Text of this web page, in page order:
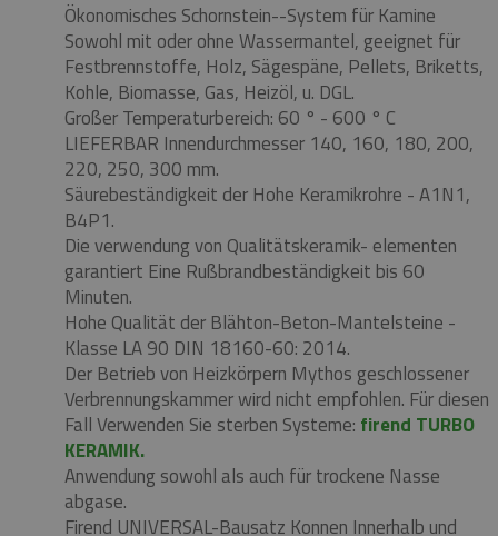
Ökonomisches Schornstein--System für Kamine
Sowohl mit oder ohne Wassermantel, geeignet für
Festbrennstoffe, Holz, Sägespäne, Pellets, Briketts,
Kohle, Biomasse, Gas, Heizöl, u. DGL.
Großer Temperaturbereich: 60 ° - 600 ° C
LIEFERBAR Innendurchmesser 140, 160, 180, 200,
220, 250, 300 mm.
Säurebeständigkeit der Hohe Keramikrohre - A1N1,
B4P1.
Die verwendung von Qualitätskeramik- elementen
garantiert Eine Rußbrandbeständigkeit bis 60
Minuten.
Hohe Qualität der Blähton-Beton-Mantelsteine ​​-
Klasse LA 90 DIN 18160-60: 2014.
Der Betrieb von Heizkörpern Mythos geschlossener
Verbrennungskammer wird nicht empfohlen. Für diesen
Fall Verwenden Sie sterben Systeme: firend TURBO
KERAMIK.
Anwendung sowohl als auch für trockene Nasse
abgase.
Firend UNIVERSAL-Bausatz Konnen Innerhalb und